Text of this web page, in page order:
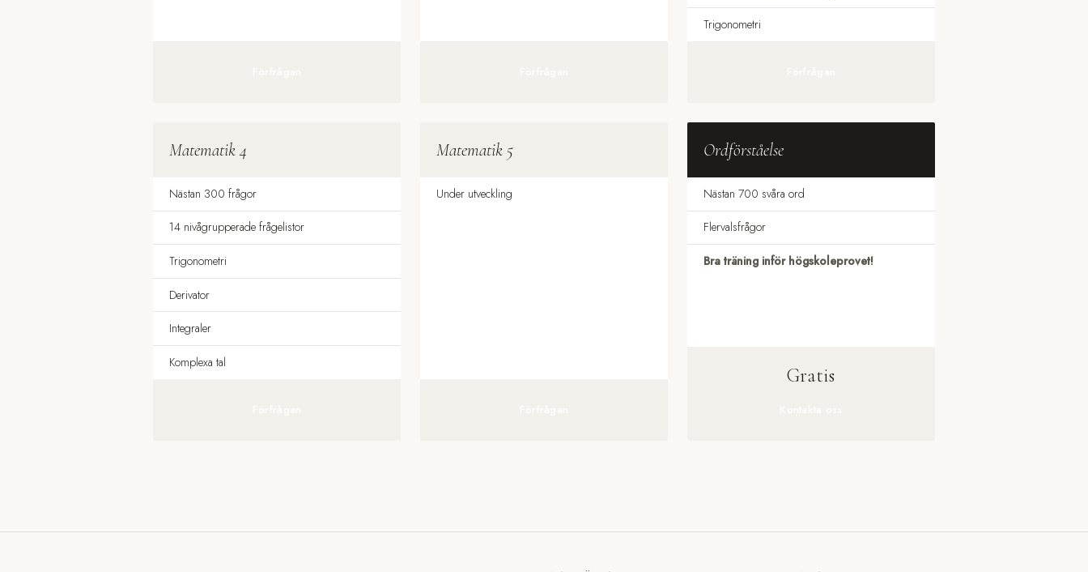
Trigonometri
Matematik 4
Nästan 300 frågor
14 nivågrupperade frågelistor
Trigonometri
Derivator
Integraler
Komplexa tal
Matematik 5
Under utveckling
Ordförståelse
Nästan 700 svåra ord
Flervalsfrågor
Bra träning inför högskoleprovet!
Gratis